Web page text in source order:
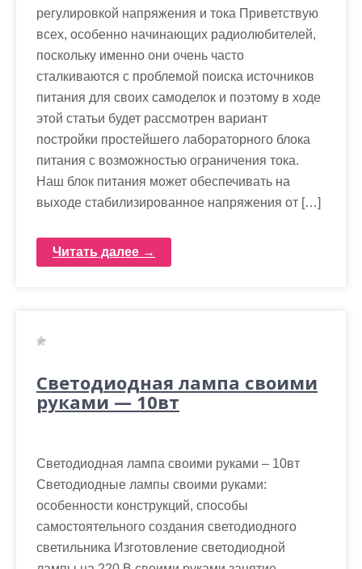
регулировкой напряжения и тока Приветствую
всех, особенно начинающих радиолюбителей,
поскольку именно они очень часто
сталкиваются с проблемой поиска источников
питания для своих самоделок и поэтому в ходе
этой статьи будет рассмотрен вариант
постройки простейшего лабораторного блока
питания с возможностью ограничения тока.
Наш блок питания может обеспечивать на
выходе стабилизированное напряжения от […]
Читать далее →
Светодиодная лампа своими
руками — 10вт
Светодиодная лампа своими руками – 10вт
Светодиодные лампы своими руками:
особенности конструкций, способы
самостоятельного создания светодиодного
светильника Изготовление светодиодной